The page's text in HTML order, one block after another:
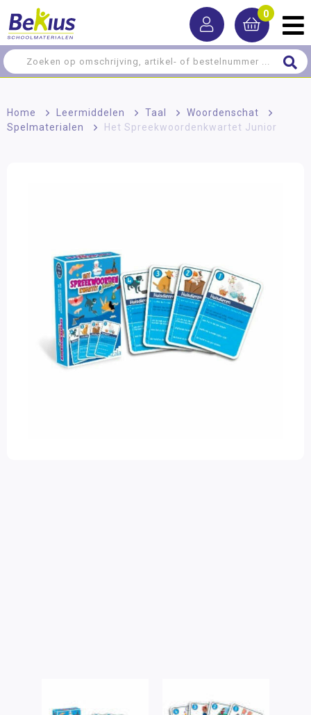
0
Home > Leermiddelen > Taal > Woordenschat
>
Spelmaterialen
> Het Spreekwoordenkwartet Junior